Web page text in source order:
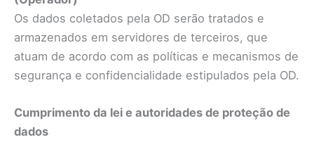
Os dados coletados pela OD serão tratados e
armazenados em servidores de terceiros, que
atuam de acordo com as políticas e mecanismos de
segurança e confidencialidade estipulados pela OD.
Cumprimento da lei e autoridades de proteção de
dados